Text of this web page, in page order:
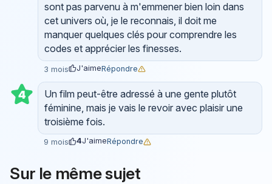
sont pas parvenu à m'emmener bien loin dans
cet univers où, je le reconnais, il doit me
manquer quelques clés pour comprendre les
codes et apprécier les finesses.
3 mois J'aimeRépondre
4
Un film peut-être adressé à une gente plutôt
féminine, mais je vais le revoir avec plaisir une
troisième fois.
9 mois 4J'aimeRépondre
Sur le même sujet